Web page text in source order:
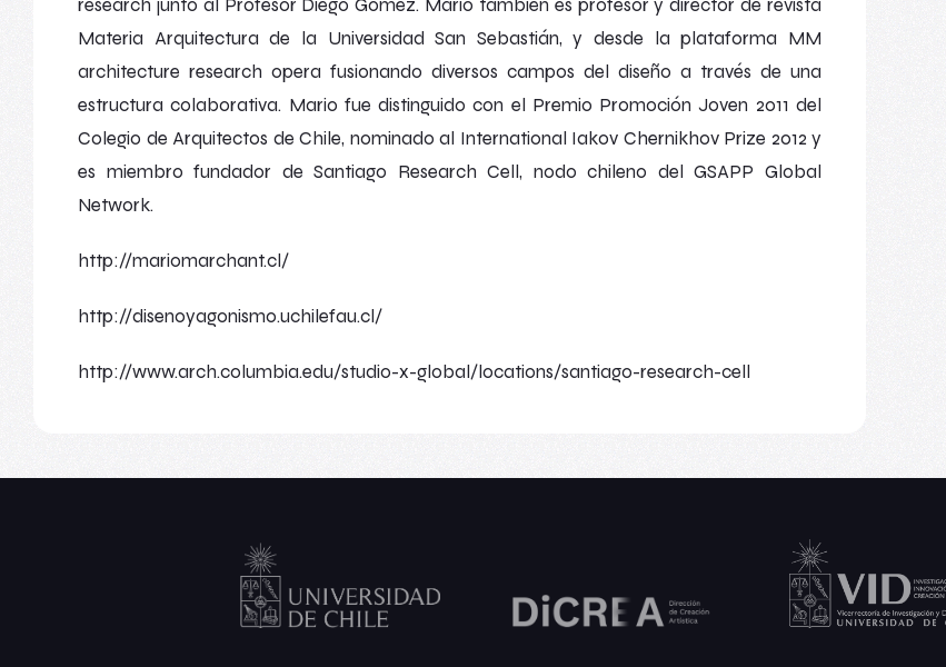
Materia Arquitectura de la Universidad San Sebastián, y desde la plataforma MM
architecture research opera fusionando diversos campos del diseño a través de una
estructura colaborativa. Mario fue distinguido con el Premio Promoción Joven 2011 del
Colegio de Arquitectos de Chile, nominado al International Iakov Chernikhov Prize 2012 y
es miembro fundador deSantiago Research Cell, nodo chileno delGSAPP Global
Network.
http://mariomarchant.cl/
http://disenoyagonismo.uchilefau.cl/
http://www.arch.columbia.edu/studio-x-global/locations/santiago-research-cell